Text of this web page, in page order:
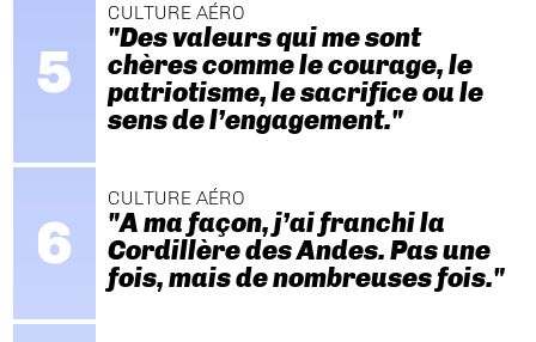
CULTURE AÉRO
"Des valeurs qui me sont
chères comme le courage, le
patriotisme, le sacrifice ou le
sens de l’engagement."
CULTURE AÉRO
"A ma façon, j’ai franchi la
Cordillère des Andes. Pas une
fois, mais de nombreuses fois."